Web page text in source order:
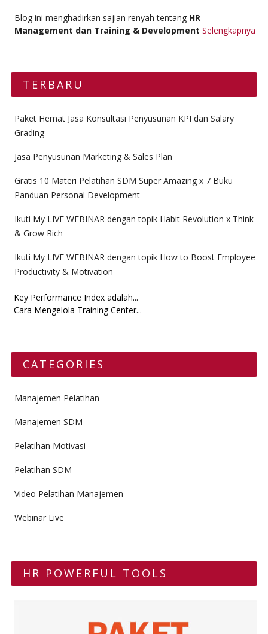
Blog ini menghadirkan sajian renyah tentang HR
Management dan Training & Development Selengkapnya
TERBARU
Paket Hemat Jasa Konsultasi Penyusunan KPI dan Salary
Grading
Jasa Penyusunan Marketing & Sales Plan
Gratis 10 Materi Pelatihan SDM Super Amazing x 7 Buku
Panduan Personal Development
Ikuti My LIVE WEBINAR dengan topik Habit Revolution x Think
& Grow Rich
Ikuti My LIVE WEBINAR dengan topik How to Boost Employee
Productivity & Motivation
Key Performance Index adalah...
Cara Mengelola Training Center...
CATEGORIES
Manajemen Pelatihan
Manajemen SDM
Pelatihan Motivasi
Pelatihan SDM
Video Pelatihan Manajemen
Webinar Live
HR POWERFUL TOOLS